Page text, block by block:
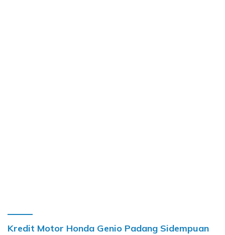
Kredit Motor Honda Genio Padang Sidempuan